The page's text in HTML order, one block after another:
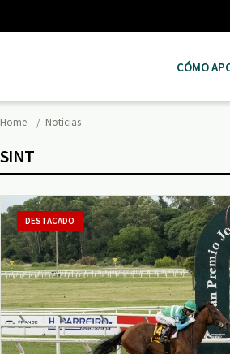
CÓMO
Home Noticias
SINT
DESTACADO